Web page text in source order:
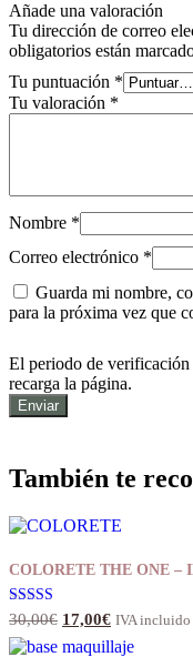
Añade una valoración
Tu dirección de correo
obligatorios están
Tu puntuación *
Tu valoración *
Nombre *
Correo electrónico *
Guarda mi nombre,
para la próxima vez que
El periodo de
recarga la página.
También te
COLORETE THE ONE –
Valorado con
5.00
de 5
30,00€ El
precio
original
17,00€El
precio
actual
IVA incluido